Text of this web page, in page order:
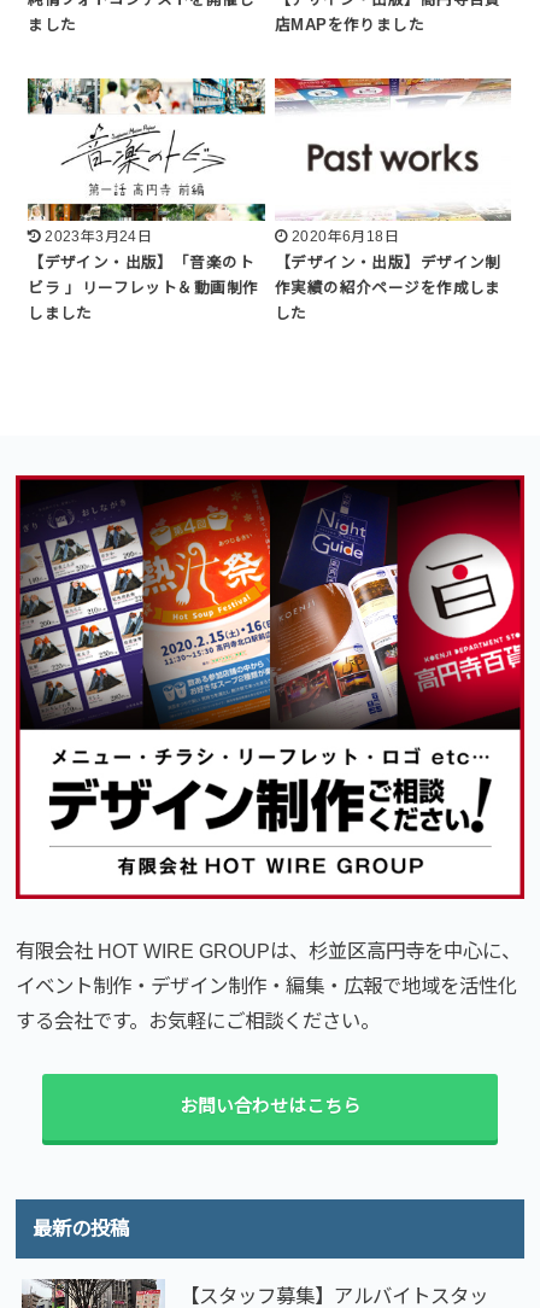
ました
店MAPを作りました
2023年3月24日
【デザイン・出版】「音楽のト
ビラ 」リーフレット＆動画制作
しました
2020年6月18日
【デザイン・出版】デザイン制
作実績の紹介ページを作成しま
した
有限会社 HOT WIRE GROUPは、杉並区高円寺を中心に、
イベント制作・デザイン制作・編集・広報で地域を活性化
する会社です。お気軽にご相談ください。
お問い合わせはこちら
最新の投稿
【スタッフ募集】アルバイトスタッ